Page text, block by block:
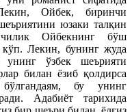
Ойбек, биринчи
юзаки талқин
Ойбекнинг бўш
Лекин, бунинг жуда
ўзбек шеърияти
билан ёзиб қолдирса
бу унинг
Адабиёт тарихида